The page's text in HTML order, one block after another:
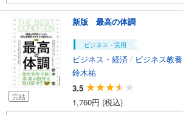
完結
新版 最高の体調
ビジネス・実用
ビジネス・経済 / ビジネス教養
鈴木祐
3.5
1,760円 (税込)